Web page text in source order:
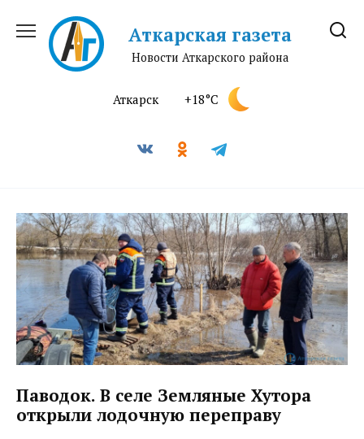
содержанию
Аткарская газета
Новости Аткарского района
Аткарск +18°C
Паводок. В селе Земляные Хутора
открыли лодочную переправу